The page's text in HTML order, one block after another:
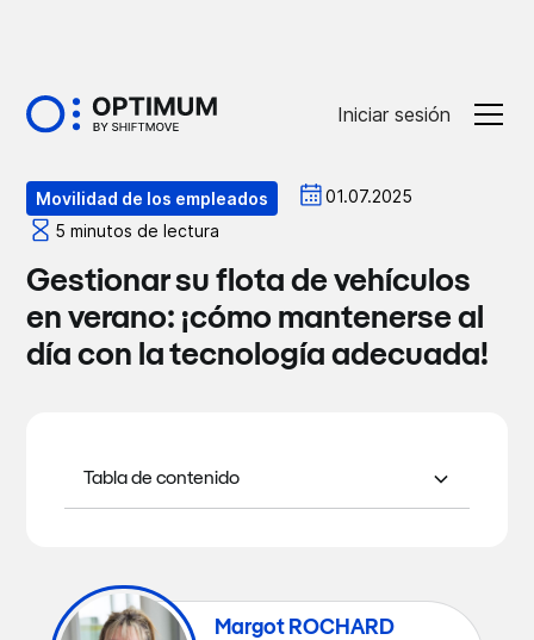
Iniciar sesión
Movilidad de los empleados
01.07.2025
5 minutos de lectura
Gestionar su flota de vehículos
en verano: ¡cómo mantenerse al
día con la tecnología adecuada!
Tabla de contenido
Margot ROCHARD